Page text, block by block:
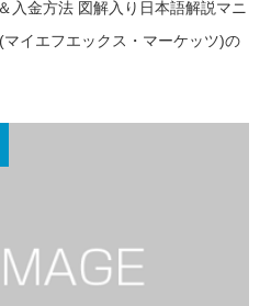
入金方法 図解入り日本語解説マニ
イエフエックス・マーケッツ)の